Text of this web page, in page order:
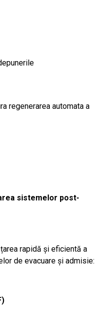
regenerarea automata a
sistemelor post-
rapidă și eficientă a
de evacuare și admisie: